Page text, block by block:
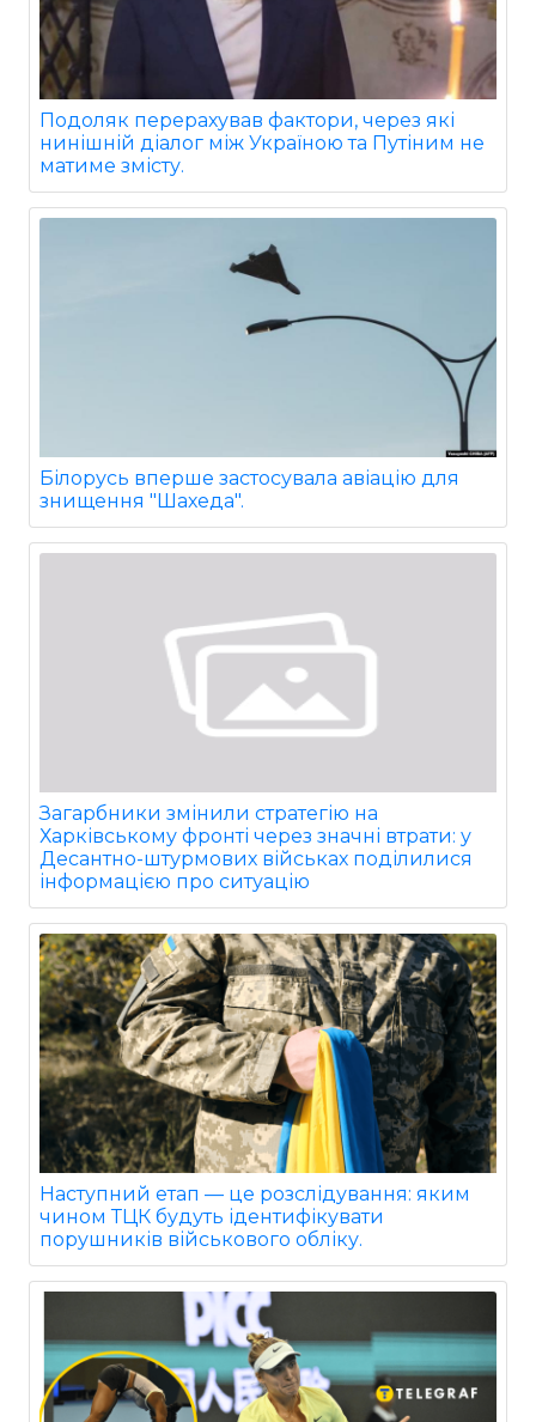
Подоляк перерахував фактори, через які
нинішній діалог між Україною та Путіним не
матиме змісту.
Білорусь вперше застосувала авіацію для
знищення "Шахеда".
Загарбники змінили стратегію на
Харківському фронті через значні втрати: у
Десантно-штурмових військах поділилися
інформацією про ситуацію
Наступний етап — це розслідування: яким
чином ТЦК будуть ідентифікувати
порушників військового обліку.